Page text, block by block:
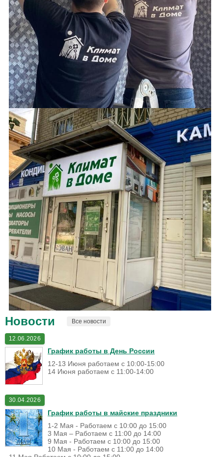
Новости Все новости
12.06.2026
График работы в День России
12-13 Июня работаем с 10:00-15:00
14 Июня работаем с 11:00-14:00
30.04.2026
График работы в майские праздники
1-2 Мая - Работаем с 10:00 до 15:00
3 Мая – Работаем с 11:00 до 14:00
9 Мая - Работаем с 10:00 до 15:00
10 Мая - Работаем с 11:00 до 14:00